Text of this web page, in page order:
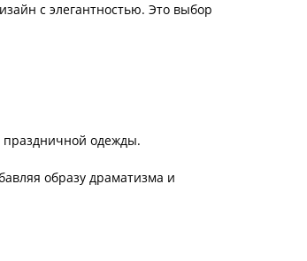
с элегантностью. Это выбор
праздничной одежды.
образу драматизма и